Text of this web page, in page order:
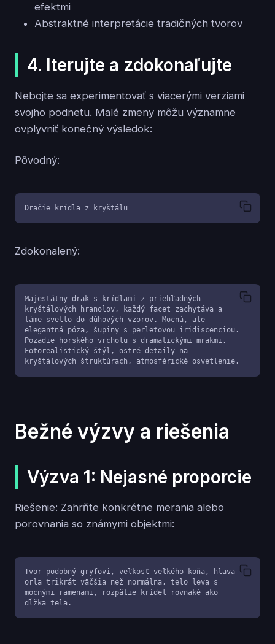
efektmi
Abstraktné interpretácie tradičných tvorov
4. Iterujte a zdokonaľujte
Nebojte sa experimentovať s viacerými verziami
svojho podnetu. Malé zmeny môžu významne
ovplyvniť konečný výsledok:
Pôvodný:
Dračie krídla z kryštálu
Zdokonalený:
Majestátny drak s krídlami z priehľadných
kryštálových hranolov, každý facet zachytáva a
láme svetlo do dúhových vzorov. Mocná, ale
elegantná póza, šupiny s perleťovou iridiscenciou.
Pozadie horského vrcholu s dramatickými mrakmi.
Fotorealistický štýl, ostré detaily na
kryštálových štruktúrach, atmosférické osvetlenie.
Bežné výzvy a riešenia
Výzva 1: Nejasné proporcie
Riešenie: Zahrňte konkrétne merania alebo
porovnania so známymi objektmi:
Tvor podobný gryfovi, veľkosť veľkého koňa, hlava
orla trikrát väčšia než normálna, telo leva s
mocnými ramenami, rozpätie krídel rovnaké ako
dĺžka tela.